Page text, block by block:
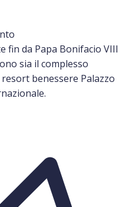
fin da Papa Bonifacio VIII
sia il complesso
benessere Palazzo